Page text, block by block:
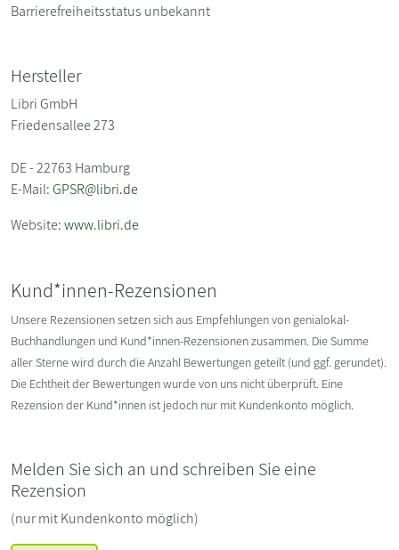
Barrierefreiheitsstatus unbekannt
Hersteller
Libri GmbH
Friedensallee 273
DE - 22763 Hamburg
E-Mail:GPSR@libri.de
Website:www.libri.de
Kund*innen-Rezensionen
Unsere Rezensionen setzen sich aus Empfehlungen von genialokal-
Buchhandlungen und Kund*innen-Rezensionen zusammen. Die Summe
aller Sterne wird durch die Anzahl Bewertungen geteilt (und ggf. gerundet).
Die Echtheit der Bewertungen wurde von uns nicht überprüft. Eine
Rezension der Kund*innen ist jedoch nur mit Kundenkonto möglich.
Melden Sie sich an und schreiben Sie eine
Rezension
(nur mit Kundenkonto möglich)